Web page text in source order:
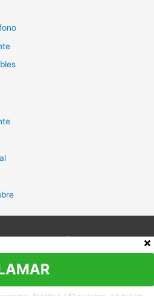
privacidad
Política de cookies
Contacto
Teléfono Atención al Cliente